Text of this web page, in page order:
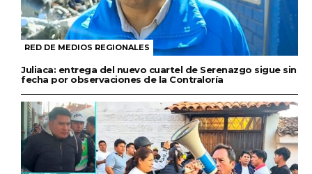
RED DE MEDIOS REGIONALES
Juliaca: entrega del nuevo cuartel de Serenazgo sigue sin
fecha por observaciones de la Contraloría